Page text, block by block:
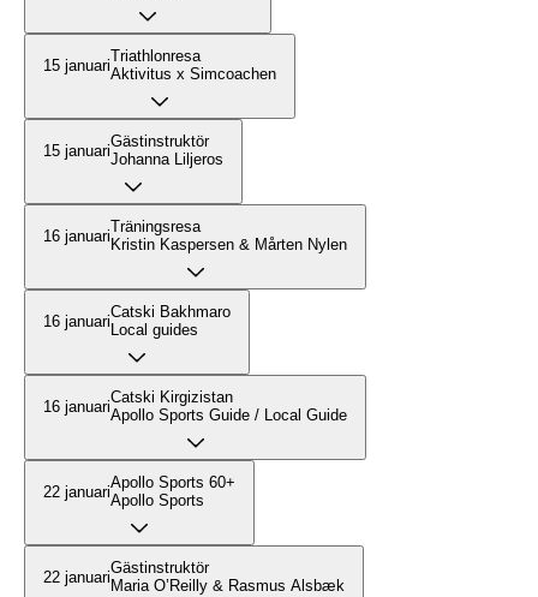
15 januariTriathlonresa
Aktivitus x Simcoachen
15 januariGästinstruktör
Johanna Liljeros
16 januariTräningsresa
Kristin Kaspersen & Mårten Nylen
16 januariCatski Bakhmaro
Local guides
16 januariCatski Kirgizistan
Apollo Sports Guide / Local Guide
22 januariApollo Sports 60+
Apollo Sports
22 januariGästinstruktör
Maria O’Reilly & Rasmus Alsbæk